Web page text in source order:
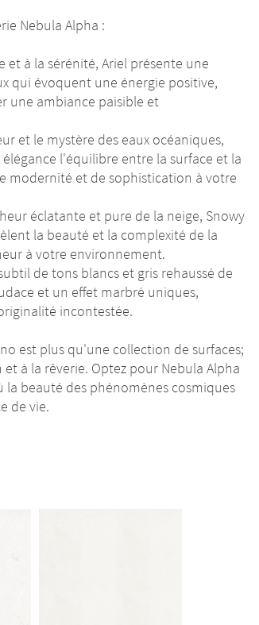
Nebula Alpha :
à la sérénité, Ariel présente une
qui évoquent une énergie positive,
une ambiance paisible et
et le mystère des eaux océaniques,
l'équilibre entre la surface et la
modernité et de sophistication à votre
éclatante et pure de la neige, Snowy
la beauté et la complexité de la
à votre environnement.
de tons blancs et gris rehaussé de
et un effet marbré uniques,
incontestée.
est plus qu'une collection de surfaces;
à la rêverie. Optez pour Nebula Alpha
beauté des phénomènes cosmiques
de vie.